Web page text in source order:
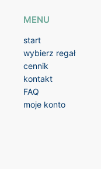
MENU
start
wybierz regał
cennik
kontakt
FAQ
moje konto